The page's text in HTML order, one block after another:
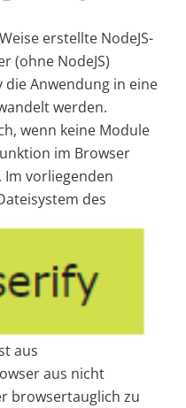
erstellte NodeJS-
(ohne NodeJS)
Anwendung in eine
werden.
wenn keine Module
im Browser
vorliegenden
des
aus
aus nicht
browsertauglich zu